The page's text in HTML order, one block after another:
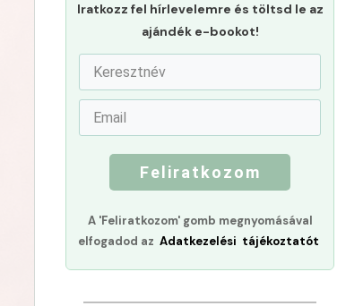
Iratkozz fel hírlevelemre és töltsd le az
ajándék e-bookot!
Feliratkozom
A 'Feliratkozom' gomb megnyomásával
elfogadod az Adatkezelési tájékoztatót